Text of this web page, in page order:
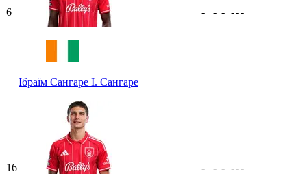
6
Ібраїм Сангаре І. Сангаре
- - - ---
16 - - - ---